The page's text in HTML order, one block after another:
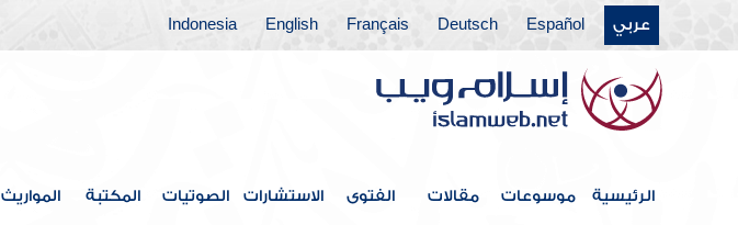
عربي Español
Deutsch
Français
English
Indonesia
الرئيسية موسوعات مقالات الفتوى الاستشارات الصوتيات المكتبة المواريث
باب الطاء
باب الظاء
باب العين